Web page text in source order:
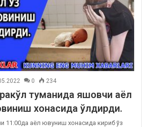
0 234
туманида яшовчи аёл
хонасида ўлдирди.
11:00да аёл ювуниш хонасида кириб ўз